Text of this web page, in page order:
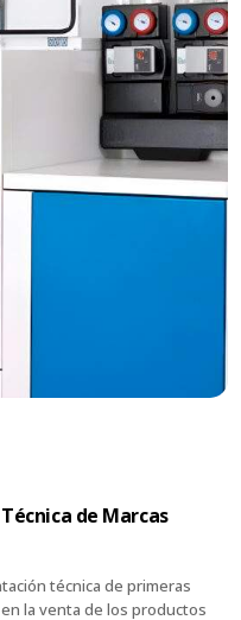
de Marcas
técnica de primeras
la venta de los productos